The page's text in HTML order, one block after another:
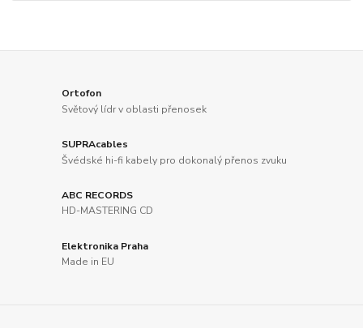
Ortofon
Světový lídr v oblasti přenosek
SUPRAcables
Švédské hi-fi kabely pro dokonalý přenos zvuku
ABC RECORDS
HD-MASTERING CD
Elektronika Praha
Made in EU